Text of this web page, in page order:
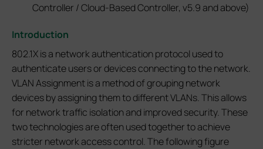
Controller / Cloud-Based Controller, v5.9 and above)
Introduction
802.1X is a network authentication protocol used to
authenticate users or devices connecting to the network.
VLAN Assignment is a method of grouping network
devices by assigning them to different VLANs. This allows
for network traffic isolation and improved security. These
two technologies are often used together to achieve
stricter network access control. The following figure